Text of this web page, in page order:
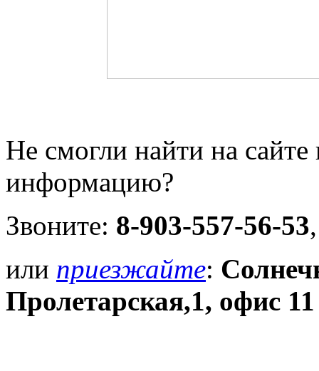
Не смогли найти на
информацию?
Звоните: 8-903-557-56-53
или приезжайте:
Пролетарская,1, офис 11